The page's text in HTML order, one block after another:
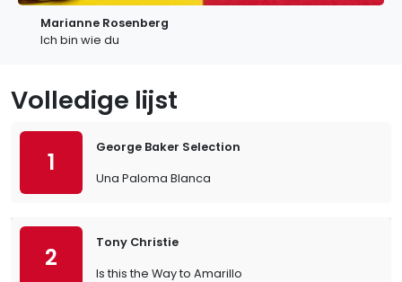
Marianne Rosenberg
Ich bin wie du
Volledige lijst
1
George Baker Selection
Una Paloma Blanca
2
Tony Christie
Is this the Way to Amarillo